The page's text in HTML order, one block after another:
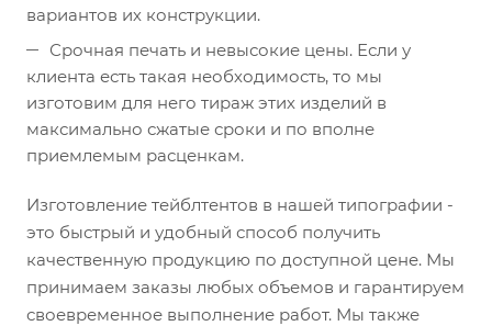
вариантов их конструкции.
Срочная печать и невысокие цены. Если у
клиента есть такая необходимость, то мы
изготовим для него тираж этих изделий в
максимально сжатые сроки и по вполне
приемлемым расценкам.
Изготовление тейблтентов в нашей типографии -
это быстрый и удобный способ получить
качественную продукцию по доступной цене. Мы
принимаем заказы любых объемов и гарантируем
своевременное выполнение работ. Мы также